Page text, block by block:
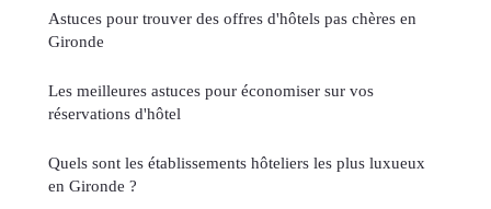
Astuces pour trouver des offres d'hôtels pas chères en
Gironde
Les meilleures astuces pour économiser sur vos
réservations d'hôtel
Quels sont les établissements hôteliers les plus luxueux
en Gironde ?